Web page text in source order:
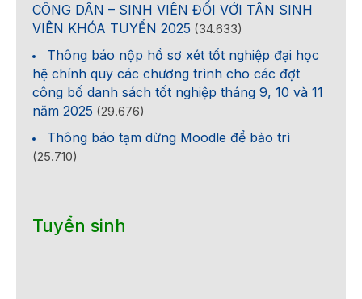
CÔNG DÂN – SINH VIÊN ĐỐI VỚI TÂN SINH
VIÊN KHÓA TUYỂN 2025 (34.633)
Thông báo nộp hồ sơ xét tốt nghiệp đại học
hệ chính quy các chương trình cho các đợt
công bố danh sách tốt nghiệp tháng 9, 10 và 11
năm 2025 (29.676)
Thông báo tạm dừng Moodle để bảo trì
(25.710)
Tuyển sinh